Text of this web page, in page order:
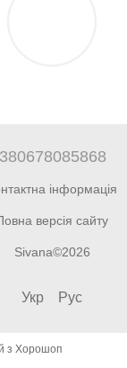
інформація
версія сайту
Sivana©2026
Укр Рус
з Хорошоп